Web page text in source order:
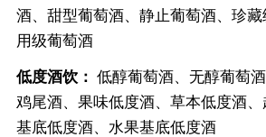
酒、甜型葡萄酒、静止葡萄酒、珍
用级葡萄酒
低度酒饮： 低醇葡萄酒、无醇葡萄
鸡尾酒、果味低度酒、草本低度酒
基底低度酒、水果基底低度酒